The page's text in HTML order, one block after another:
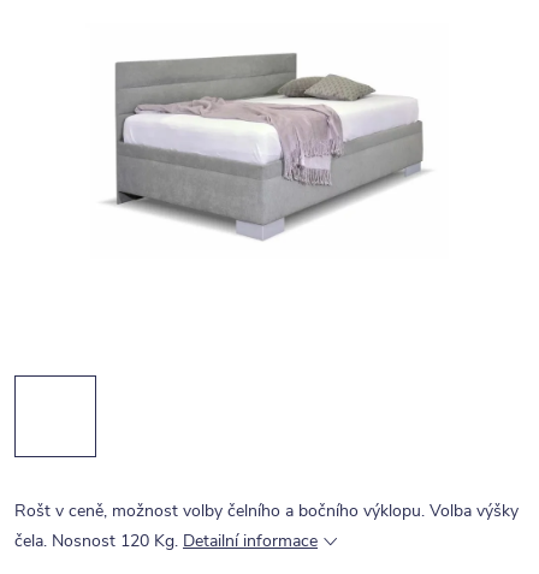
Rošt v ceně, možnost volby čelního a bočního výklopu. Volba výšky
čela. Nosnost 120 Kg. Detailní informace